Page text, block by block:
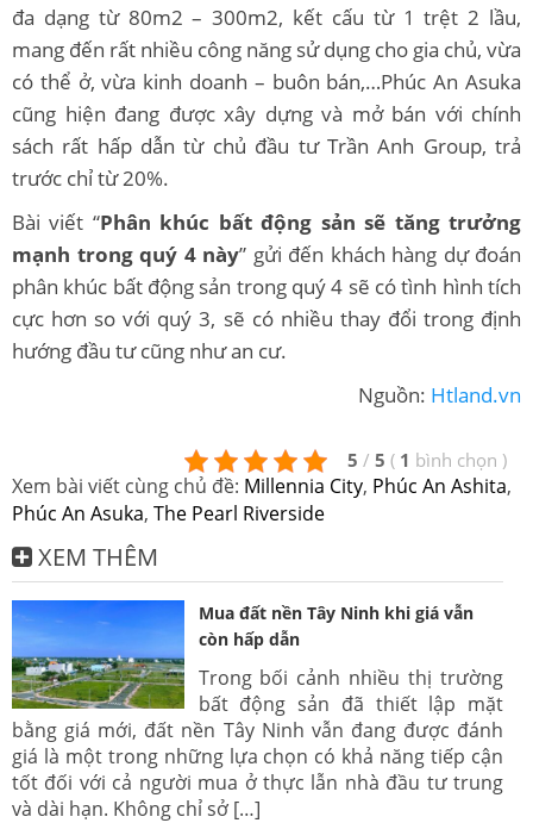
đa dạng từ 80m2 – 300m2, kết cấu từ 1 trệt 2 lầu,
mang đến rất nhiều công năng sử dụng cho gia chủ, vừa
có thể ở, vừa kinh doanh – buôn bán,…Phúc An Asuka
cũng hiện đang được xây dựng và mở bán với chính
sách rất hấp dẫn từ chủ đầu tư Trần Anh Group, trả
trước chỉ từ 20%.
Bài viết “Phân khúc bất động sản sẽ tăng trưởng
mạnh trong quý 4 này” gửi đến khách hàng dự đoán
phân khúc bất động sản trong quý 4 sẽ có tình hình tích
cực hơn so với quý 3, sẽ có nhiều thay đổi trong định
hướng đầu tư cũng như an cư.
Nguồn: Htland.vn
5 / 5 ( 1 bình chọn )
Xem bài viết cùng chủ đề: Millennia City, Phúc An Ashita,
Phúc An Asuka, The Pearl Riverside
XEM THÊM
Mua đất nền Tây Ninh khi giá vẫn
còn hấp dẫn
Trong bối cảnh nhiều thị trường
bất động sản đã thiết lập mặt
bằng giá mới, đất nền Tây Ninh vẫn đang được đánh
giá là một trong những lựa chọn có khả năng tiếp cận
tốt đối với cả người mua ở thực lẫn nhà đầu tư trung
và dài hạn. Không chỉ sở […]